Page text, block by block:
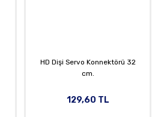
HD Dişi Servo Konnektörü 32
cm.
129,60 TL